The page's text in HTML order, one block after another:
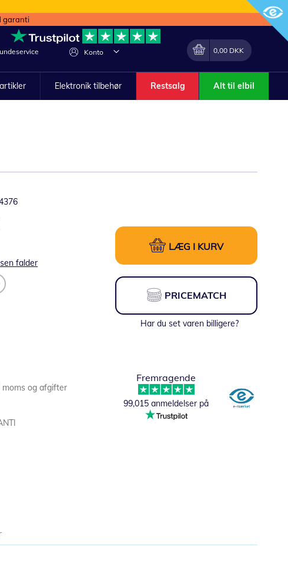
garanti
Konto
Lave
Min indkøbskurv
0,00 DKK
Elektronik tilbehør Restsalg Alt til elbil
falder
LÆG I KURV
PRICEMATCH
Har du set varen billigere?
moms og afgifter
Fremragende
99,015 anmeldelser på